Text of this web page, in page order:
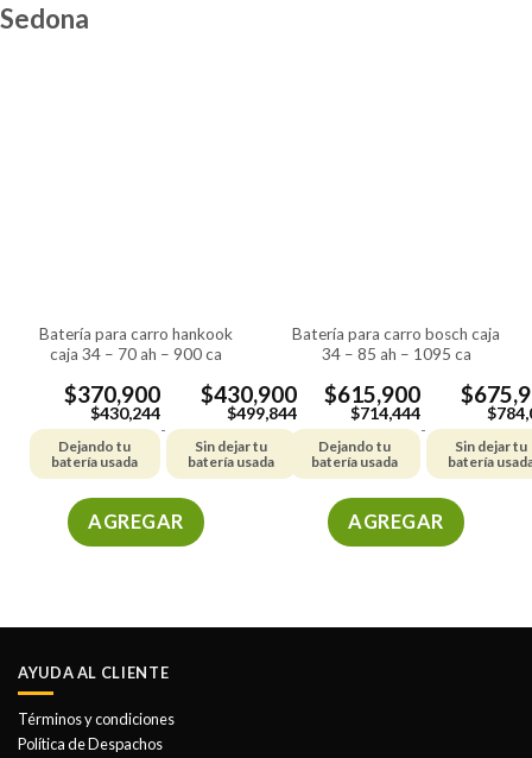
Sedona
batería para carro hankook
caja 34 – 70 ah – 900 ca
$370,900
$430,244
Dejando tu
batería usada
-
$430,900
$499,844
Sin dejar tu
batería usada
AGREGAR
múltiples
Las
batería para carro bosch caja
34 – 85 ah – 1095 ca
$615,900
$714,444
Dejando tu
batería usada
-
$
$
Sin dejar tu
batería
AGREGAR
múltiples
AYUDA AL CLIENTE
Términos y condiciones
Política de Despachos